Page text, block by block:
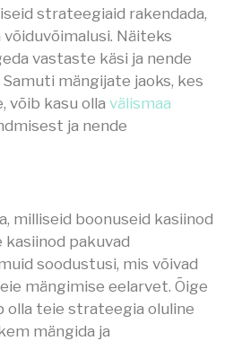
strateegiaid rakendada,
Näiteks
vastaste käsi ja nende
mängijate jaoks, kes
võib kasu olla välismaa
ja nende
milliseid boonuseid kasiinod
kasiinod pakuvad
soodustusi, mis võivad
mängimise eelarvet. Õige
olla teie strateegia oluline
mängida ja